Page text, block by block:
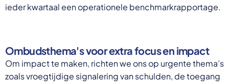
ieder kwartaal een operationele benchmarkrapportage.
Ombudsthema's voor extra focus en impact
Om impact te maken, richten we ons op urgente thema’s
zoals vroegtijdige signalering van schulden, de toegang